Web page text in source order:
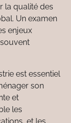
la qualité des
Un examen
enjeux
est essentiel
son
et
les